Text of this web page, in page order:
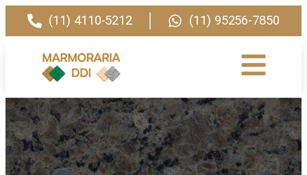
(11) 4110-5212 (11) 95256-7850